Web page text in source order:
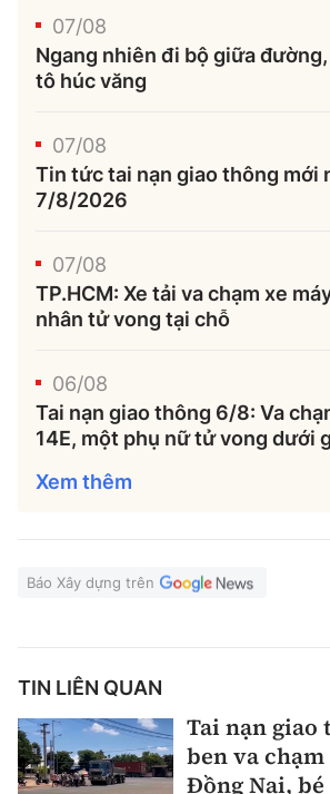
Thế giới giao thông
Thế giới xây dựng
Khám phá
Lối sống
Ẩm thực
Thời sự
Khám phá
Camera giao thông
Câu chuyện giao thông
Giải trí - Thể thao
Cơ quan chủ quản: Bộ Xây dựng
Tòa soạn: Số 2 Nguyễn Công Hoan,
Hà Nội.
Phó Tổng biên tập:
Nguyễn Đức Thắng, La Đức Hùng
0901 514 799
chấp thuận bằng văn bản.
Thông tin tòa
soạn
07/08
Ngang nhiên đi bộ giữa
tô húc văng
07/08
Tin tức tai nạn giao thông mới
7/8/2026
07/08
TP.HCM: Xe tải va chạm xe
nhân tử vong tại chỗ
06/08
Tai nạn giao thông 6/8: Va
14E, một phụ nữ tử vong dưới
Xem thêm
Báo Xây dựng trên
TIN LIÊN QUAN
Tai nạn giao
ben va
Đồng Nai,